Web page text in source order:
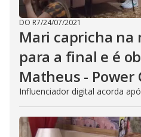
DO R7/24/07/2021
Mari capricha na
para a final e é
Matheus - Power
Influenciador digital acorda